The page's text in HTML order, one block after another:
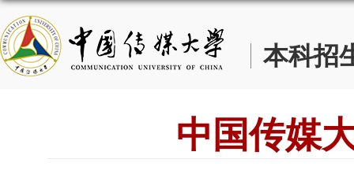
本科招
中国传媒